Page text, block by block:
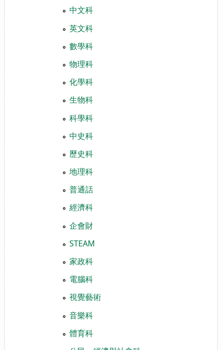
中文科
英文科
數學科
物理科
化學科
生物科
科學科
中史科
歷史科
地理科
普通話
經濟科
企會財
STEAM
家政科
電腦科
視覺藝術
音樂科
體育科